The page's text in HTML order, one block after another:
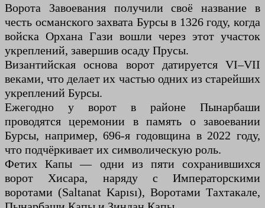
Ворота Завоевания получили своё название в
честь османского захвата Бурсы в 1326 году, когда
войска Орхана Гази вошли через этот участок
укреплений, завершив осаду Прусы.
Византийская основа ворот датируется VI–VII
веками, что делает их частью одних из старейших
укреплений Бурсы.
Ежегодно у ворот в районе Пынарбаши
проводятся церемонии в память о завоевании
Бурсы, например, 696-я годовщина в 2022 году,
что подчёркивает их символическую роль.
Фетих Капы — одни из пяти сохранившихся
ворот Хисара, наряду с Императорскими
воротами (Saltanat Kapısı), Воротами Тахтакале,